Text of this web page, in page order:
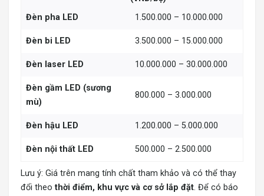
Đèn pha LED
1.500.000 – 10.000.000
Đèn bi LED 3.500.000 – 15.000.000
Đèn laser LED 10.000.000 – 30.000.000
Đèn gầm LED (sương
mù)
800.000 – 3.000.000
Đèn hậu LED 1.200.000 – 5.000.000
Đèn nội thất LED 500.000 – 2.500.000
Lưu ý: Giá trên mang tính chất tham khảo và có thể thay
đổi theothời điểm, khu vực và cơ sở lắp đặt. Để có báo